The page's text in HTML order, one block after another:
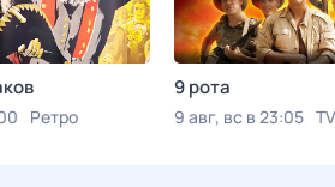
Ретро
9 рота
9 авг, вс в 23:05